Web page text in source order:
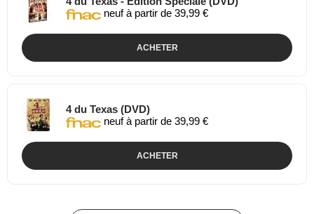
neuf à partir de 39,99 €
ACHETER
4 du Texas (DVD)
neuf à partir de 39,99 €
ACHETER